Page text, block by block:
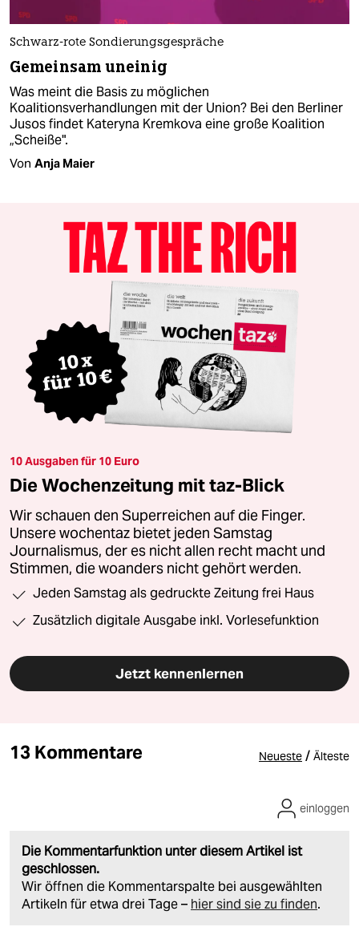
Schwarz-rote Sondierungsgespräche
Gemeinsam uneinig
Was meint die Basis zu möglichen
Koalitionsverhandlungen mit der Union? Bei den Berliner
Jusos findet Kateryna Kremkova eine große Koalition
„Scheiße".
Von Anja Maier
10 Ausgaben für 10 Euro
Die Wochenzeitung mit taz-Blick
Wir schauen den Superreichen auf die Finger.
Unsere wochentaz bietet jeden Samstag
Journalismus, der es nicht allen recht macht und
Stimmen, die woanders nicht gehört werden.
Jeden Samstag als gedruckte Zeitung frei Haus
Zusätzlich digitale Ausgabe inkl. Vorlesefunktion
Jetzt kennenlernen
13 Kommentare Neueste / Älteste
Die Kommentarfunktion unter diesem Artikel ist
geschlossen.
Wir öffnen die Kommentarspalte bei ausgewählten
Artikeln für etwa drei Tage – hier sind sie zu finden.
einloggen